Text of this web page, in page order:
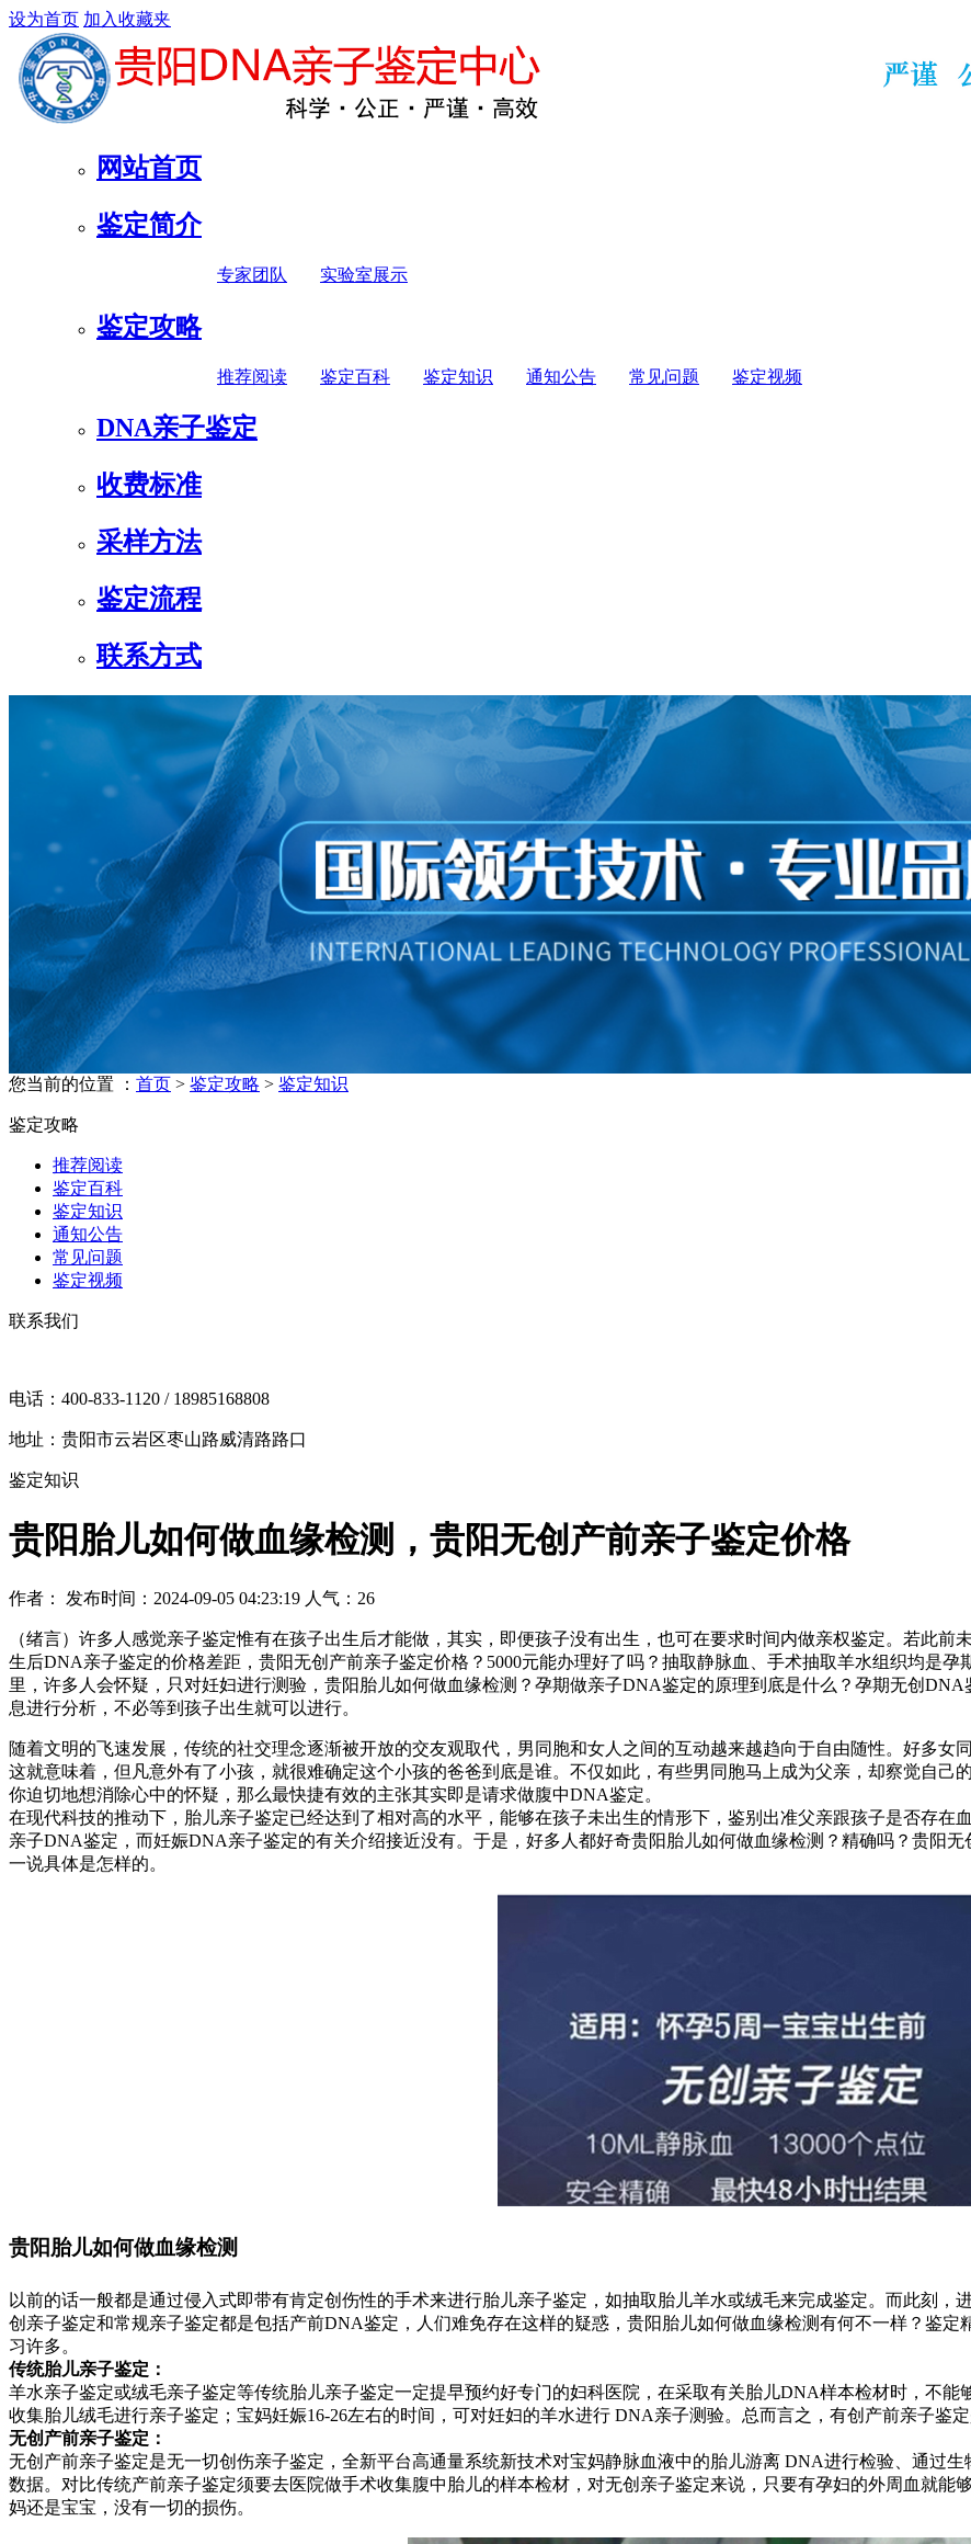
设为首页 加入收藏夹
网站首页
鉴定简介
专家团队 实验室展示
鉴定攻略
推荐阅读 鉴定百科 鉴定知识 通知公告 常见问题 鉴定视频
DNA亲子鉴定
收费标准
采样方法
鉴定流程
联系方式
您当前的位置 ： 首页 > 鉴定攻略 > 鉴定知识
鉴定攻略
推荐阅读
鉴定百科
鉴定知识
通知公告
常见问题
鉴定视频
联系我们
电话：400-833-1120 / 18985168808
地址：贵阳市云岩区枣山路威清路路口
鉴定知识
贵阳胎儿如何做血缘检测，贵阳无创产前亲子鉴定价格
作者： 发布时间：2024-09-05 04:23:19 人气： 26
（绪言）许多人感觉亲子鉴定惟有在孩子出生后才能做，其实，即便孩子没有出生，也可在要求时间内做亲权鉴定。若此
生后DNA亲子鉴定的价格差距，贵阳无创产前亲子鉴定价格？5000元能办理好了吗？抽取静脉血、手术抽取羊水组织均是
里，许多人会怀疑，只对妊妇进行测验，贵阳胎儿如何做血缘检测？孕期做亲子DNA鉴定的原理到底是什么？孕期无创
息进行分析，不必等到孩子出生就可以进行。
随着文明的飞速发展，传统的社交理念逐渐被开放的交友观取代，男同胞和女人之间的互动越来越趋向于自由随性。好多女
这就意味着，但凡意外有了小孩，就很难确定这个小孩的爸爸到底是谁。不仅如此，有些男同胞马上成为父亲，却察觉自己
你迫切地想消除心中的怀疑，那么最快捷有效的主张其实即是请求做腹中DNA鉴定。
在现代科技的推动下，胎儿亲子鉴定已经达到了相对高的水平，能够在孩子未出生的情形下，鉴别出准父亲跟孩子是否存在
亲子DNA鉴定，而妊娠DNA亲子鉴定的有关介绍接近没有。于是，好多人都好奇贵阳胎儿如何做血缘检测？精确吗？贵阳
一说具体是怎样的。
贵阳胎儿如何做血缘检测
以前的话一般都是通过侵入式即带有肯定创伤性的手术来进行胎儿亲子鉴定，如抽取胎儿羊水或绒毛来完成鉴定。而此刻
创亲子鉴定和常规亲子鉴定都是包括产前DNA鉴定，人们难免存在这样的疑惑，贵阳胎儿如何做血缘检测有何不一样？鉴
习许多。
传统胎儿亲子鉴定：
羊水亲子鉴定或绒毛亲子鉴定等传统胎儿亲子鉴定一定提早预约好专门的妇科医院，在采取有关胎儿DNA样本检材时，不能
收集胎儿绒毛进行亲子鉴定；宝妈妊娠16-26左右的时间，可对妊妇的羊水进行 DNA亲子测验。总而言之，有创产前亲子鉴
无创产前亲子鉴定：
无创产前亲子鉴定是无一切创伤亲子鉴定，全新平台高通量系统新技术对宝妈静脉血液中的胎儿游离 DNA进行检验、通过
数据。对比传统产前亲子鉴定须要去医院做手术收集腹中胎儿的样本检材，对无创亲子鉴定来说，只要有孕妇的外周血就能
妈还是宝宝，没有一切的损伤。